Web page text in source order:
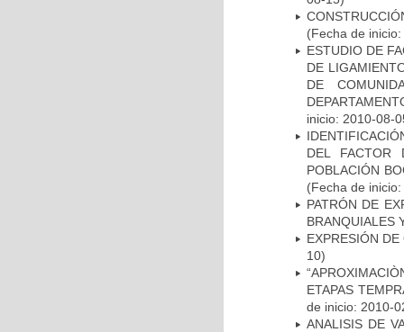
(Fecha de
ESTUDIO DE
DE
DE
inicio: 2010-08-
DEL FACTOR
POBLACIÓN
(Fecha de
PATRÓN DE
BRANQUIALES
EXPRESIÓN
10)
ETAPAS
de inicio: 2010-
ANALISIS DE